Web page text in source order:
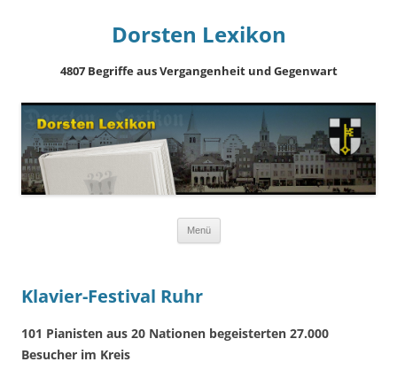
Dorsten Lexikon
4807 Begriffe aus Vergangenheit und Gegenwart
Menü
Klavier-Festival Ruhr
101 Pianisten aus 20 Nationen begeisterten 27.000
Besucher im Kreis